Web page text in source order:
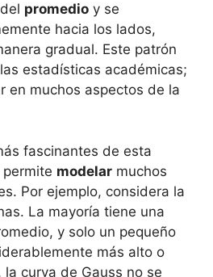
promedio y se
hacia los lados,
gradual. Este patrón
estadísticas académicas;
en muchos aspectos de la
fascinantes de esta
modelar muchos
Por ejemplo, considera la
La mayoría tiene una
y solo un pequeño
más alto o
curva de Gauss no se